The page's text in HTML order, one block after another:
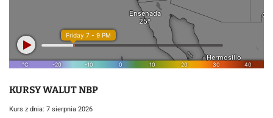
KURSY WALUT NBP
Kurs z dnia: 7 sierpnia 2026